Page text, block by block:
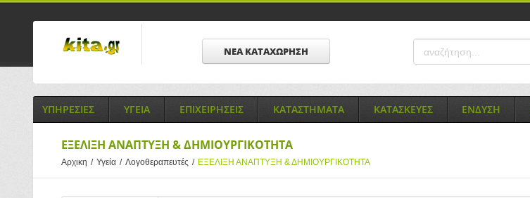
ΝΕΑ ΚΑΤΑΧΩΡΗΣΗ
ΥΠΗΡΕΣΙΕΣ ΥΓΕΙΑ ΕΠΙΧΕΙΡΗΣΕΙΣ ΚΑΤΑΣΤΗΜΑΤΑ ΚΑΤΑΣΚΕΥΕΣ ΕΝΔΥΣΗ
ΕΞΕΛΙΞΗ ΑΝΑΠΤΥΞΗ & ΔΗΜΙΟΥΡΓΙΚΟΤΗΤΑ
Αρχικη / Υγεία / Λογοθεραπευτές / ΕΞΕΛΙΞΗ ΑΝΑΠΤΥΞΗ & ΔΗΜΙΟΥΡΓΙΚΟΤΗΤΑ